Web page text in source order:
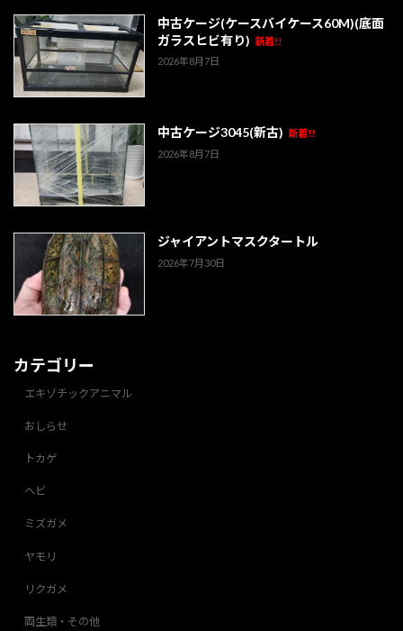
中古ケージ(ケースバイケース60M)(底面
ガラスヒビ有り) 新着!!
2026年8月7日
中古ケージ3045(新古) 新着!!
2026年8月7日
ジャイアントマスクタートル
2026年7月30日
カテゴリー
エキゾチックアニマル
おしらせ
トカゲ
ヘビ
ミズガメ
ヤモリ
リクガメ
両生類・その他